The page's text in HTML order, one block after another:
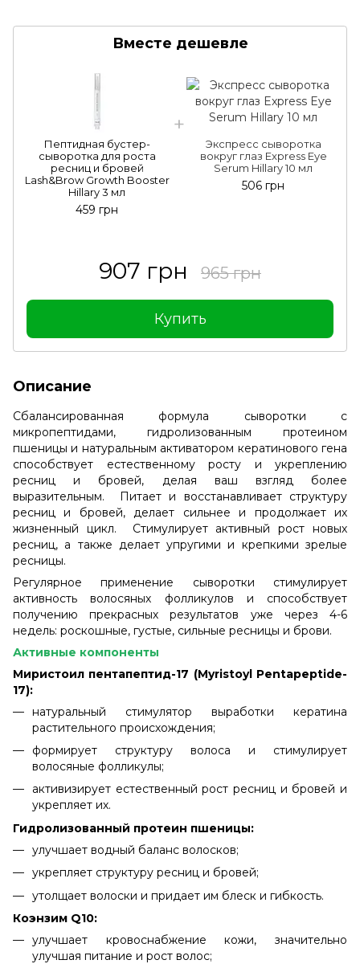
Вместе дешевле
Пептидная бустер-
сыворотка для роста
ресниц и бровей
Lash&Brow Growth Booster
Hillary 3 мл
459 грн
Экспресс сыворотка
вокруг глаз Express Eye
Serum Hillary 10 мл
506 грн
907 грн 965 грн
Купить
Описание
Сбалансированная формула сыворотки с
микропептидами, гидролизованным протеином
пшеницы и натуральным активатором кератинового гена
способствует естественному росту и укреплению
ресниц и бровей, делая ваш взгляд более
выразительным. Питает и восстанавливает структуру
ресниц и бровей, делает сильнее и продолжает их
жизненный цикл. Стимулирует активный рост новых
ресниц, а также делает упругими и крепкими зрелые
ресницы.
Регулярное применение сыворотки стимулирует
активность волосяных фолликулов и способствует
получению прекрасных результатов уже через 4-6
недель: роскошные, густые, сильные ресницы и брови.
Активные компоненты
Миристоил пентапептид-17 (Myristoyl Pentapeptide-
17):
натуральный стимулятор выработки кератина
растительного происхождения;
формирует структуру волоса и стимулирует
волосяные фолликулы;
активизирует естественный рост ресниц и бровей и
укрепляет их.
Гидролизованный протеин пшеницы:
улучшает водный баланс волосков;
укрепляет структуру ресниц и бровей;
утолщает волоски и придает им блеск и гибкость.
Коэнзим Q10:
улучшает кровоснабжение кожи, значительно
улучшая питание и рост волос;